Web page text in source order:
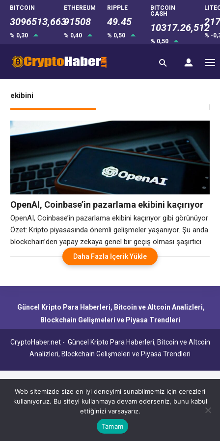
BITCOIN
3096513,663
% 0,30
ETHEREUM
91508
% 0,40
RIPPLE
49.45
% 0,50
BITCOIN
CASH
10317.26,512
% 0,50
% -
ekibini
OpenAI, Coinbase’in pazarlama ekibini kaçırıyor
gibi görünüyor
OpenAI, Coinbase’in pazarlama ekibini kaçırıyor gibi görünüyor
Özet: Kripto piyasasında önemli gelişmeler yaşanıyor. Şu anda
blockchain’den yapay zekaya genel bir geçiş olması şaşırtıcı
değil. Her hafta bir şirketin veya kişinin kripto para birimi
sektöründen tamamen ayrıldığına veya portföylerine yapay
madencileri madencilikten uzaklaşarak yapay zeka altyapısına
Daha Fazla İçerik Yükle
Güncel Kripto Para Haberleri, Bitcoin ve Altcoin Analizleri,
Blockchain Gelişmeleri ve Piyasa Trendleri
CryptoHaber.net - Güncel Kripto Para Haberleri, Bitcoin ve Altcoin
Analizleri, Blockchain Gelişmeleri ve Piyasa Trendleri
Web sitemizde size en iyi deneyimi sunabilmemiz için çerezleri
kullanıyoruz. Bu siteyi kullanmaya devam ederseniz, bunu kabul
ettiğinizi varsayarız.
Tamam